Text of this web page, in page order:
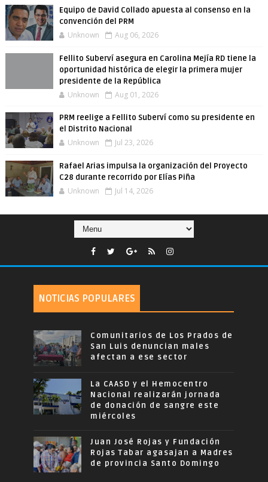
Equipo de David Collado apuesta al consenso en la
convención del PRM
Unknown Aug 06, 2026
Fellito Suberví asegura en Carolina Mejía RD tiene la
oportunidad histórica de elegir la primera mujer
presidente de la República
Unknown Aug 01, 2026
PRM reelige a Fellito Suberví como su presidente en
el Distrito Nacional
Unknown Jul 23, 2026
Rafael Arias impulsa la organización del Proyecto
C28 durante recorrido por Elías Piña
Unknown Jul 14, 2026
NOTICIAS POPULARES
Comunitarios de Los Prados de
San Luis denuncian males
afectan a ese sector
La CAASD y el Hemocentro
Nacional realizarán jornada
de donación de sangre este
miércoles
Juan José Rojas y Fundación
Rojas Tabar agasajan a Madres
de provincia Santo Domingo